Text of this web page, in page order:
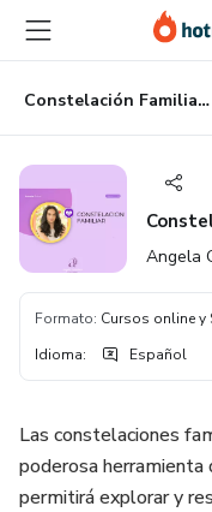
principal
página
de
página
Constelación Familiar Individual
Angela
Formato: Cursos online y
Idioma: Español
Las constelaciones
poderosa
permitirá explorar y